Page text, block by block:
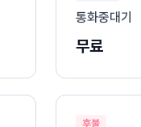
통화중대기
무료
후불